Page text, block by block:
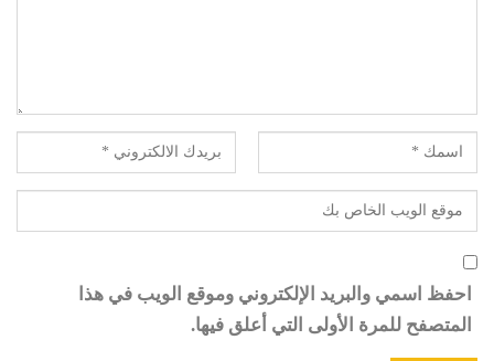
احفظ اسمي والبريد الإلكتروني وموقع الويب في هذا
المتصفح للمرة الأولى التي أعلق فيها.